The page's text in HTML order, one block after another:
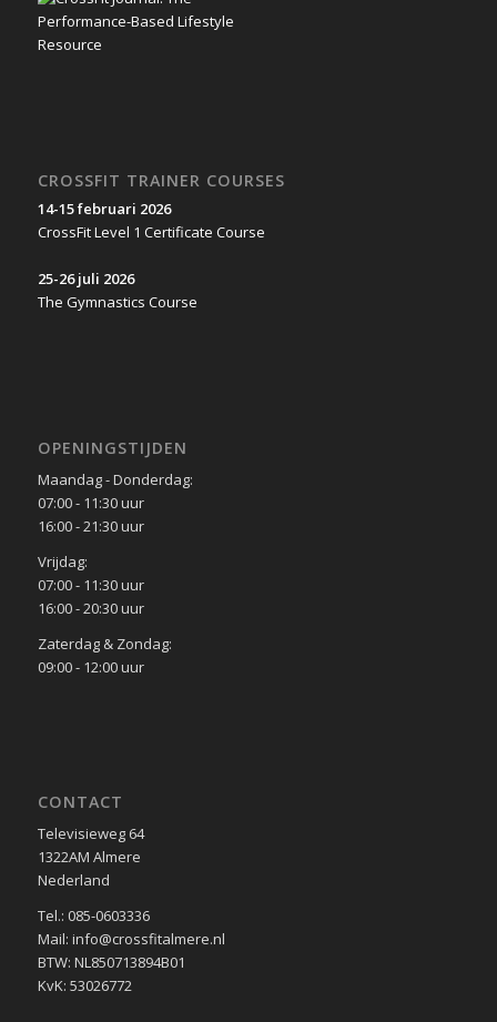
CROSSFIT TRAINER COURSES
14-15 februari 2026
CrossFit Level 1 Certificate Course
25-26 juli 2026
The Gymnastics Course
OPENINGSTIJDEN
Maandag - Donderdag:
07:00 - 11:30 uur
16:00 - 21:30 uur
Vrijdag:
07:00 - 11:30 uur
16:00 - 20:30 uur
Zaterdag & Zondag:
09:00 - 12:00 uur
CONTACT
Televisieweg 64
1322AM Almere
Nederland
Tel.: 085-0603336
Mail: info@crossfitalmere.nl
BTW: NL850713894B01
KvK: 53026772